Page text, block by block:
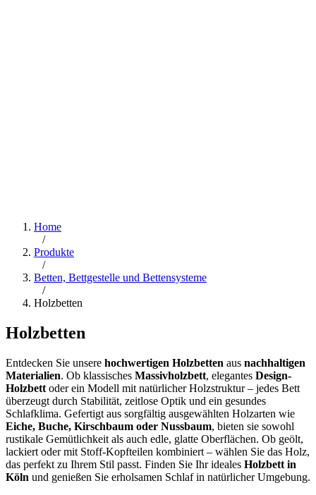
Home
/
Produkte
/
Betten, Bettgestelle und Bettensysteme
/
Holzbetten
Holzbetten
Entdecken Sie unsere hochwertigen Holzbetten aus nachhaltigen
Materialien. Ob klassisches Massivholzbett, elegantes Design-
Holzbett oder ein Modell mit natürlicher Holzstruktur – jedes Bett
überzeugt durch Stabilität, zeitlose Optik und ein gesundes
Schlafklima. Gefertigt aus sorgfältig ausgewählten Holzarten wie
Eiche, Buche, Kirschbaum oder Nussbaum, bieten sie sowohl
rustikale Gemütlichkeit als auch edle, glatte Oberflächen. Ob geölt,
lackiert oder mit Stoff-Kopfteilen kombiniert – wählen Sie das Holz,
das perfekt zu Ihrem Stil passt. Finden Sie Ihr ideales Holzbett in
Köln und genießen Sie erholsamen Schlaf in natürlicher Umgebung.